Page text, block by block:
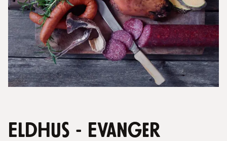
Eldhus - Evanger